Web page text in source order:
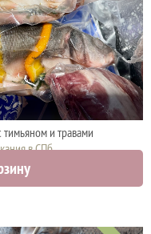
и травами
в СПб